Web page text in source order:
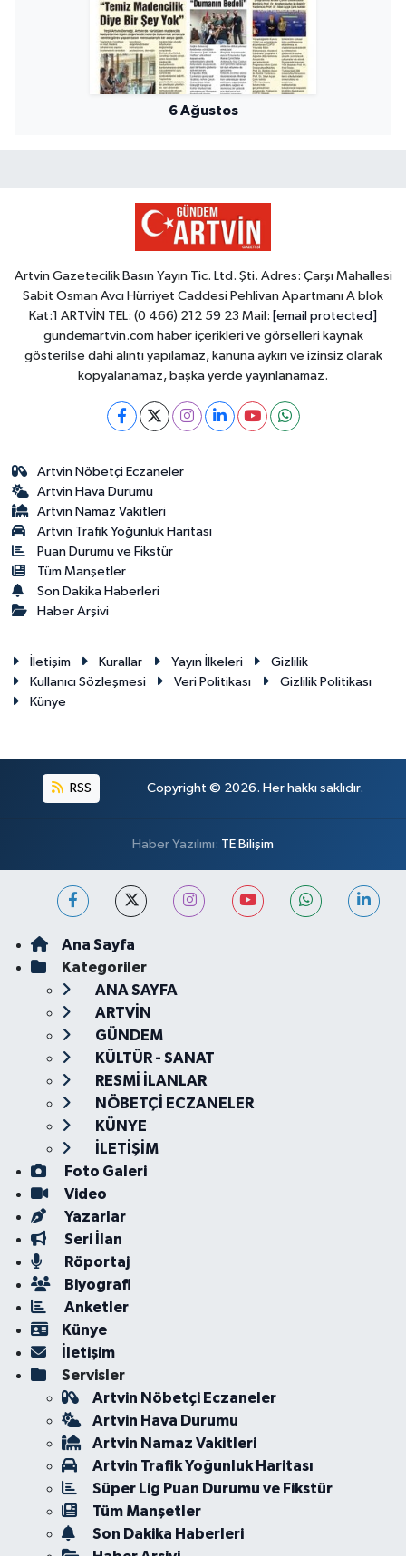
6 Ağustos
Artvin Gazetecilik Basın Yayın Tic. Ltd. Şti. Adres: Çarşı Mahallesi
Sabit Osman Avcı Hürriyet Caddesi Pehlivan Apartmanı A blok
Kat:1 ARTVİN TEL: (0 466) 212 59 23 Mail: [email protected]
gundemartvin.com haber içerikleri ve görselleri kaynak
gösterilse dahi alıntı yapılamaz, kanuna aykırı ve izinsiz olarak
kopyalanamaz, başka yerde yayınlanamaz.
Artvin Nöbetçi Eczaneler
Artvin Hava Durumu
Artvin Namaz Vakitleri
Artvin Trafik Yoğunluk Haritası
Puan Durumu ve Fikstür
Tüm Manşetler
Son Dakika Haberleri
Haber Arşivi
İletişim Kurallar Yayın İlkeleri
Gizlilik
Kullanıcı Sözleşmesi
Veri Politikası
Gizlilik Politikası
Künye
RSS Copyright © 2026. Her hakkı saklıdır.
Haber Yazılımı: TE Bilişim
Ana Sayfa
Kategoriler
ANA SAYFA
ARTVİN
GÜNDEM
KÜLTÜR - SANAT
RESMİ İLANLAR
NÖBETÇİ ECZANELER
KÜNYE
İLETİŞİM
Foto Galeri
Video
Yazarlar
Seri İlan
Röportaj
Biyografi
Anketler
Künye
İletişim
Servisler
Artvin Nöbetçi Eczaneler
Artvin Hava Durumu
Artvin Namaz Vakitleri
Artvin Trafik Yoğunluk Haritası
Süper Lig Puan Durumu ve Fikstür
Tüm Manşetler
Son Dakika Haberleri